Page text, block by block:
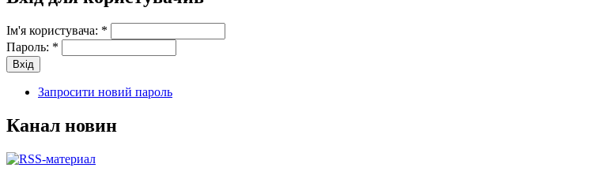
Ім'я користувача: *
Пароль: *
Запросити новий пароль
Канал новин